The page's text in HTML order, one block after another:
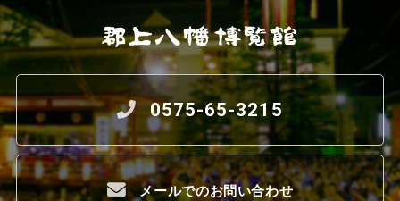
0575-65-3215
メールでのお問い合わせ